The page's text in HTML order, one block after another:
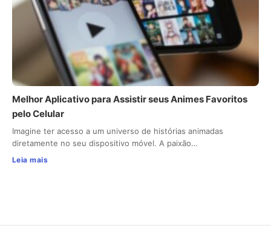
Melhor Aplicativo para Assistir seus Animes Favoritos
pelo Celular
Imagine ter acesso a um universo de histórias animadas
diretamente no seu dispositivo móvel. A paixão…
Leia mais